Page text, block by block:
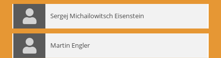
Sergej Michailowitsch Eisenstein
Martin Engler